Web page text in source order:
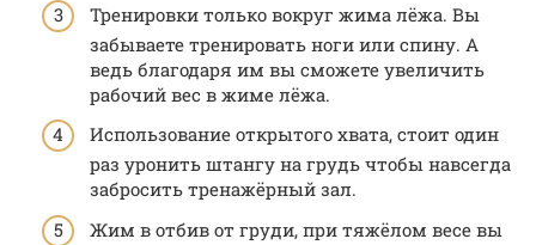
Тренировки только вокруг жима лёжа. Вы
забываете тренировать ноги или спину. А
ведь благодаря им вы сможете увеличить
рабочий вес в жиме лёжа.
Использование открытого хвата, стоит один
раз уронить штангу на грудь чтобы навсегда
забросить тренажёрный зал.
Жим в отбив от груди, при тяжёлом весе вы